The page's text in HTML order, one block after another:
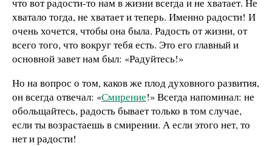
хватало тогда, не хватает и теперь. Именно радости! И
очень хочется, чтобы она была. Радость от жизни, от
всего того, что вокруг тебя есть. Это его главный и
основной завет нам был: «Радуйтесь!»
Но на вопрос о том, каков же плод духовного развития,
он всегда отвечал: «Смирение!» Всегда напоминал: не
обольщайтесь, радость бывает только в том случае,
если ты возрастаешь в смирении. А если этого нет, то
нет и радости!